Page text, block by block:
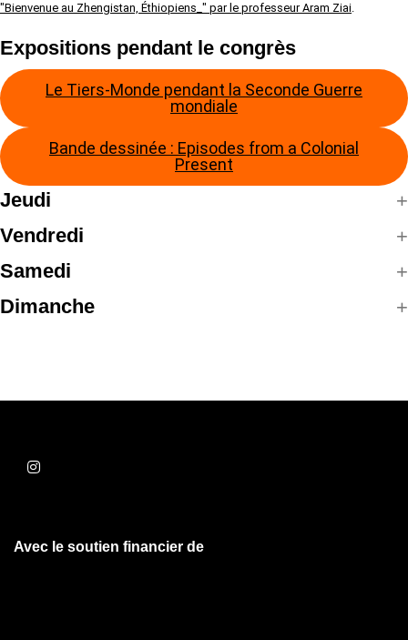
"Bienvenue au Zhengistan, Éthiopiens_" par le professeur Aram Ziai.
Expositions pendant le congrès
Le Tiers-Monde pendant la Seconde Guerre
mondiale
Bande dessinée : Episodes from a Colonial
Present
Jeudi
Vendredi
Samedi
Dimanche
Avec le soutien financier de